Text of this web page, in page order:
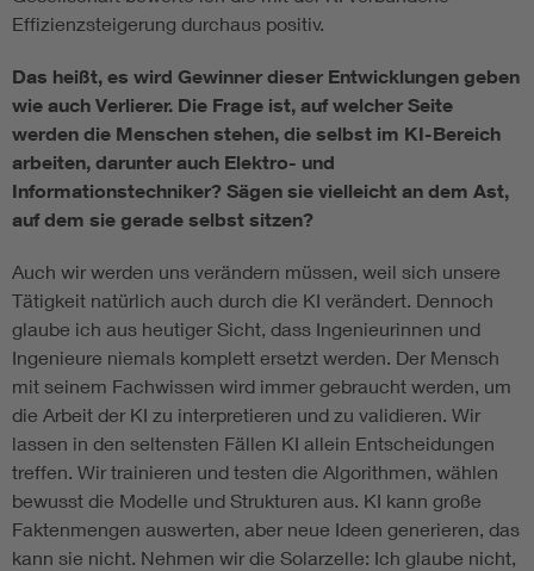
Effizienzsteigerung durchaus positiv.
Das heißt, es wird Gewinner dieser Entwicklungen geben
wie auch Verlierer. Die Frage ist, auf welcher Seite
werden die Menschen stehen, die selbst im KI-Bereich
arbeiten, darunter auch Elektro- und
Informationstechniker? Sägen sie vielleicht an dem Ast,
auf dem sie gerade selbst sitzen?
Auch wir werden uns verändern müssen, weil sich unsere
Tätigkeit natürlich auch durch die KI verändert. Dennoch
glaube ich aus heutiger Sicht, dass Ingenieurinnen und
Ingenieure niemals komplett ersetzt werden. Der Mensch
mit seinem Fachwissen wird immer gebraucht werden, um
die Arbeit der KI zu interpretieren und zu validieren. Wir
lassen in den seltensten Fällen KI allein Entscheidungen
treffen. Wir trainieren und testen die Algorithmen, wählen
bewusst die Modelle und Strukturen aus. KI kann große
Faktenmengen auswerten, aber neue Ideen generieren, das
kann sie nicht. Nehmen wir die Solarzelle: Ich glaube nicht,